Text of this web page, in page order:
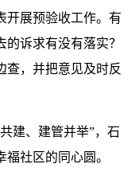
开展预验收工作。有
诉求有没有落实？
查，并把意见及时反
、建管并举”，石
社区的同心圆。